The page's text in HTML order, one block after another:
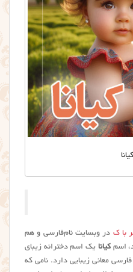
با ک در وبسایت نام‌فارسی و هم
اسمکیانا یک اسم دخترانه زیبای
معانی زیبایی دارد. نامی که